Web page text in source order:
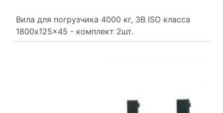
Вила для погрузчика 4000 кг, 3B ISO класса
1800x125x45 - комплект 2шт.